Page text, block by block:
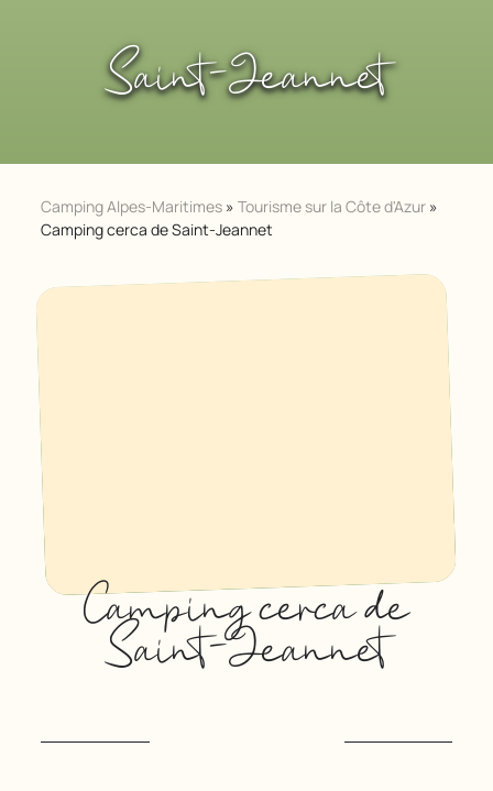
Saint-Jeannet
Camping Alpes-Maritimes »Tourisme sur la Côte d'Azur »
Camping cerca de Saint-Jeannet
Camping cerca de
Saint-Jeannet